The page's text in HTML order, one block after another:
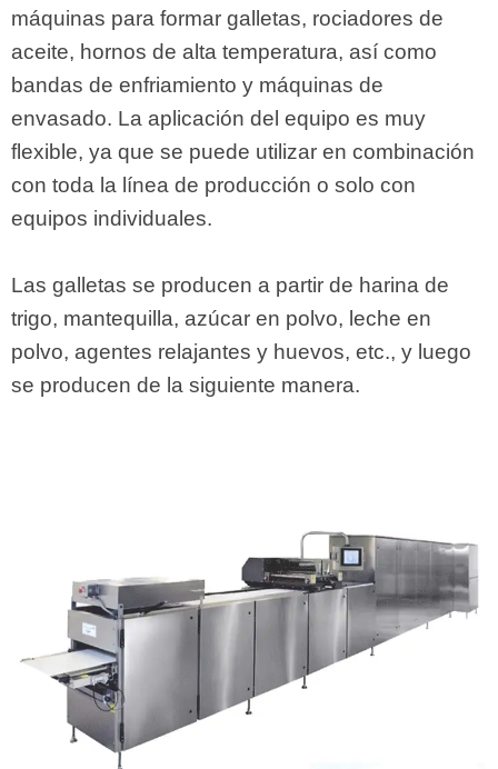
máquinas para formar galletas, rociadores de
aceite, hornos de alta temperatura, así como
bandas de enfriamiento y máquinas de
envasado. La aplicación del equipo es muy
flexible, ya que se puede utilizar en combinación
con toda la línea de producción o solo con
equipos individuales.
Las galletas se producen a partir de harina de
trigo, mantequilla, azúcar en polvo, leche en
polvo, agentes relajantes y huevos, etc., y luego
se producen de la siguiente manera.